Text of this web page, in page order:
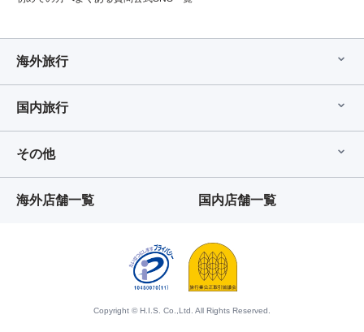
海外旅行
国内旅行
その他
海外店舗一覧 国内店舗一覧
Copyright © H.I.S. Co.,Ltd. All Rights Reserved.